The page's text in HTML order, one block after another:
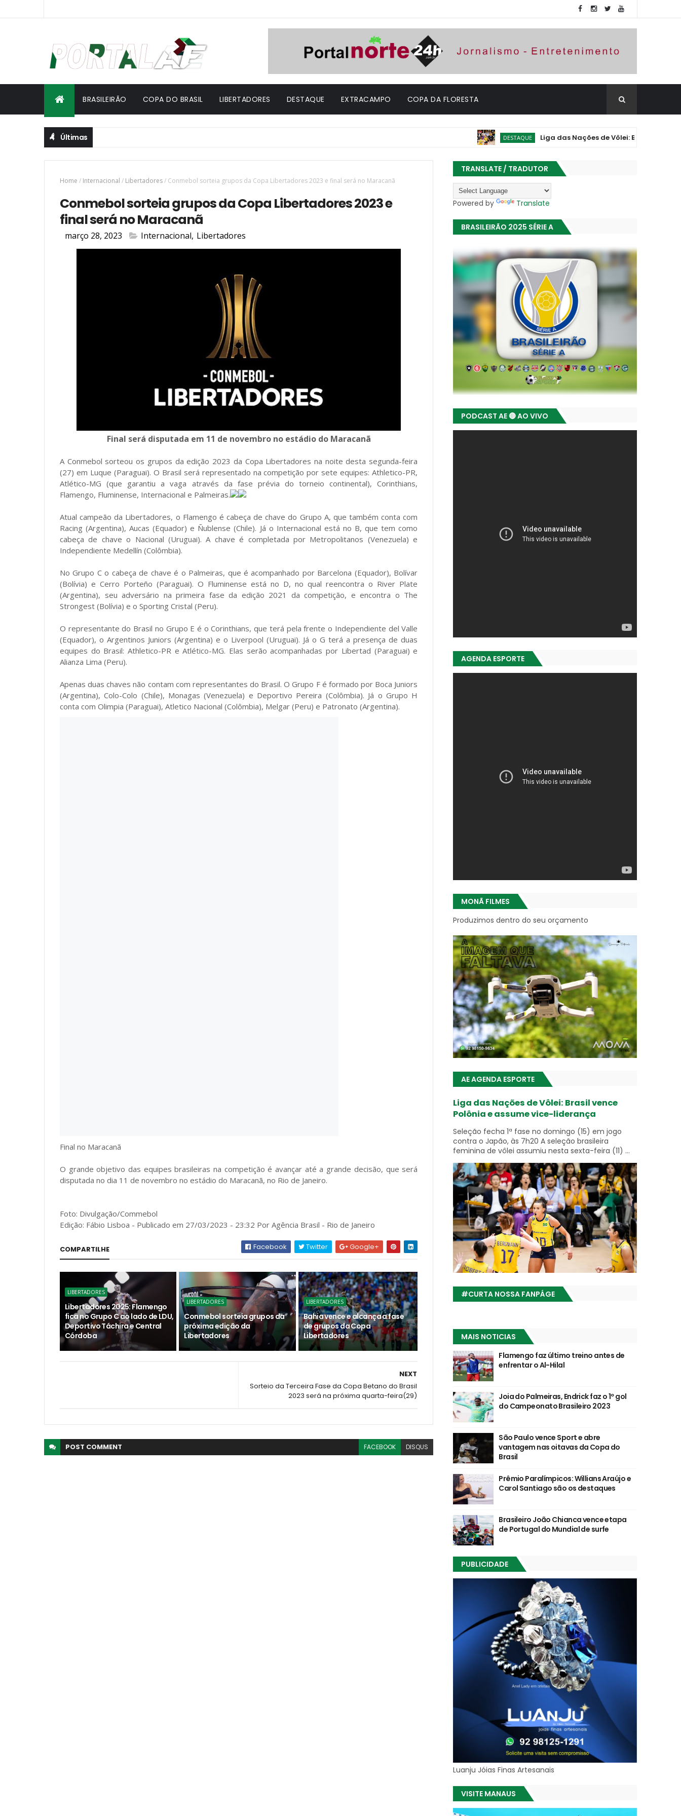
BRASILEIRÃO COPA DO BRASIL LIBERTADORES DESTAQUE EXTRACAMPO COPA DA FLORESTA
Últimas DESTAQUE Liga das Nações de Vôlei: Brasil vence Polônia
Home / Internacional / Libertadores/ Conmebol sorteia grupos da Copa Libertadores 2023 e final será no Maracanã
Conmebol sorteia grupos da Copa Libertadores 2023 e
final será no Maracanã
março 28, 2023 Internacional, Libertadores
Final será disputada em 11 de novembro no estádio do Maracanã
A Conmebol sorteou os grupos da edição 2023 da Copa Libertadores na noite desta segunda-feira
(27) em Luque (Paraguai). O Brasil será representado na competição por sete equipes: Athletico-PR,
Atlético-MG (que garantiu a vaga através da fase prévia do torneio continental), Corinthians,
Flamengo, Fluminense, Internacional e Palmeiras.
Atual campeão da Libertadores, o Flamengo é cabeça de chave do Grupo A, que também conta com
Racing (Argentina), Aucas (Equador) e Ñublense (Chile). Já o Internacional está no B, que tem como
cabeça de chave o Nacional (Uruguai). A chave é completada por Metropolitanos (Venezuela) e
Independiente Medellín (Colômbia).
No Grupo C o cabeça de chave é o Palmeiras, que é acompanhado por Barcelona (Equador), Bolívar
(Bolívia) e Cerro Porteño (Paraguai). O Fluminense está no D, no qual reencontra o River Plate
(Argentina), seu adversário na primeira fase da edição 2021 da competição, e encontra o The
Strongest (Bolívia) e o Sporting Cristal (Peru).
O representante do Brasil no Grupo E é o Corinthians, que terá pela frente o Independiente del Valle
(Equador), o Argentinos Juniors (Argentina) e o Liverpool (Uruguai). Já o G terá a presença de duas
equipes do Brasil: Athletico-PR e Atlético-MG. Elas serão acompanhadas por Libertad (Paraguai) e
Alianza Lima (Peru).
Apenas duas chaves não contam com representantes do Brasil. O Grupo F é formado por Boca Juniors
(Argentina), Colo-Colo (Chile), Monagas (Venezuela) e Deportivo Pereira (Colômbia). Já o Grupo H
conta com Olimpia (Paraguai), Atletico Nacional (Colômbia), Melgar (Peru) e Patronato (Argentina).
Final no Maracanã
O grande objetivo das equipes brasileiras na competição é avançar até a grande decisão, que será
disputada no dia 11 de novembro no estádio do Maracanã, no Rio de Janeiro.
Foto: Divulgação/Commebol
Edição: Fábio Lisboa - Publicado em 27/03/2023 - 23:32 Por Agência Brasil - Rio de Janeiro
COMPARTILHE Facebook Twitter Google+
LIBERTADORES
Libertadores 2025: Flamengo
fica no Grupo C ao lado de LDU,
Deportivo Táchira e Central
Córdoba
LIBERTADORES
Conmebol sorteia grupos da
próxima edição da
Libertadores
LIBERTADORES
Bahia vence e alcança a fase
de grupos da Copa
Libertadores
NEXT
Sorteio da Terceira Fase da Copa Betano do Brasil
2023 será na próxima quarta-feira(29)
POST COMMENT FACEBOOK DISQUS
TRANSLATE / TRADUTOR
Powered by Translate
BRASILEIRÃO 2025 SÉRIE A
PODCAST AE 🔴 AO VIVO
AGENDA ESPORTE
MONÃ FILMES
Produzimos dentro do seu orçamento
AE AGENDA ESPORTE
Liga das Nações de Vôlei: Brasil vence
Polônia e assume vice-liderança
Seleção fecha 1ª fase no domingo (15) em jogo
contra o Japão, às 7h20 A seleção brasileira
feminina de vôlei assumiu nesta sexta-feira (11) ...
#CURTA NOSSA FANPÁGE
MAIS NOTICIAS
Flamengo faz último treino antes de
enfrentar o Al-Hilal
Joia do Palmeiras, Endrick faz o 1º gol
do Campeonato Brasileiro 2023
São Paulo vence Sport e abre
vantagem nas oitavas da Copa do
Brasil
Prêmio Paralímpicos: Willians Araújo e
Carol Santiago são os destaques
Brasileiro João Chianca vence etapa
de Portugal do Mundial de surfe
PUBLICIDADE
Luanju Jóias Finas Artesanais
VISITE MANAUS